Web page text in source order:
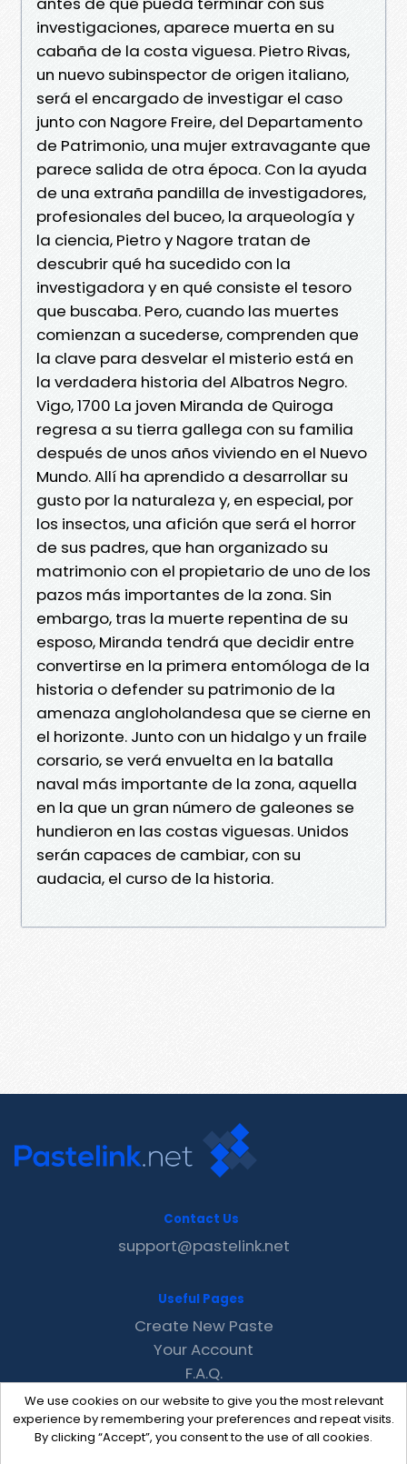
investigaciones, aparece muerta en su
cabaña de la costa viguesa. Pietro Rivas,
un nuevo subinspector de origen italiano,
será el encargado de investigar el caso
junto con Nagore Freire, del Departamento
de Patrimonio, una mujer extravagante que
parece salida de otra época. Con la ayuda
de una extraña pandilla de investigadores,
profesionales del buceo, la arqueología y
la ciencia, Pietro y Nagore tratan de
descubrir qué ha sucedido con la
investigadora y en qué consiste el tesoro
que buscaba. Pero, cuando las muertes
comienzan a sucederse, comprenden que
la clave para desvelar el misterio está en
la verdadera historia del Albatros Negro.
Vigo, 1700 La joven Miranda de Quiroga
regresa a su tierra gallega con su familia
después de unos años viviendo en el Nuevo
Mundo. Allí ha aprendido a desarrollar su
gusto por la naturaleza y, en especial, por
los insectos, una afición que será el horror
de sus padres, que han organizado su
matrimonio con el propietario de uno de los
pazos más importantes de la zona. Sin
embargo, tras la muerte repentina de su
esposo, Miranda tendrá que decidir entre
convertirse en la primera entomóloga de la
historia o defender su patrimonio de la
amenaza angloholandesa que se cierne en
el horizonte. Junto con un hidalgo y un fraile
corsario, se verá envuelta en la batalla
naval más importante de la zona, aquella
en la que un gran número de galeones se
hundieron en las costas viguesas. Unidos
serán capaces de cambiar, con su
audacia, el curso de la historia.
We use cookies on our website to give you the most relevant
experience by remembering your preferences and repeat visits.
By clicking “Accept”, you consent to the use of all cookies.
Contact Us
support@pastelink.net
Useful Pages
Create New Paste
Your Account
F.A.Q.
Recent
Contact